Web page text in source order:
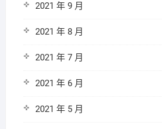
2021 年 9 月
2021 年 8 月
2021 年 7 月
2021 年 6 月
2021 年 5 月